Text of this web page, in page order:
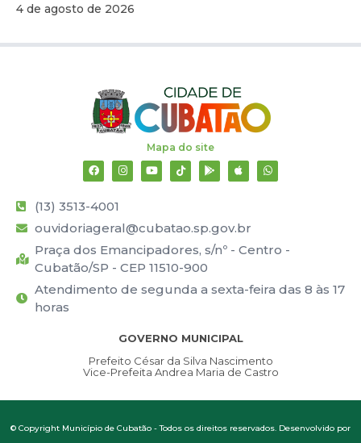
4 de agosto de 2026
Mapa do site
(13) 3513-4001
ouvidoriageral@cubatao.sp.gov.br
Praça dos Emancipadores, s/nº - Centro -
Cubatão/SP - CEP 11510-900
Atendimento de segunda a sexta-feira das 8 às 17
horas
GOVERNO MUNICIPAL
Prefeito César da Silva Nascimento
Vice-Prefeita Andrea Maria de Castro
© Copyright Município de Cubatão - Todos os direitos reservados. Desenvolvido por